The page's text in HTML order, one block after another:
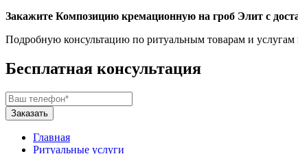
Закажите Композицию кремационную на гроб Элит c
Подробную консультацию по ритуальным товарам и
Бесплатная консультация
Главная
Ритуальные услуги